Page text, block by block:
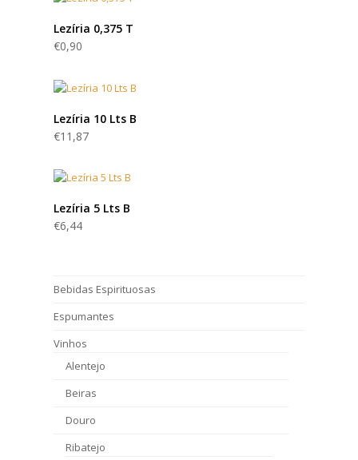
Lezíria 0,375 T
€0,90
Lezíria 10 Lts B
€11,87
Lezíria 5 Lts B
€6,44
Bebidas Espirituosas
Espumantes
Vinhos
Alentejo
Beiras
Douro
Ribatejo